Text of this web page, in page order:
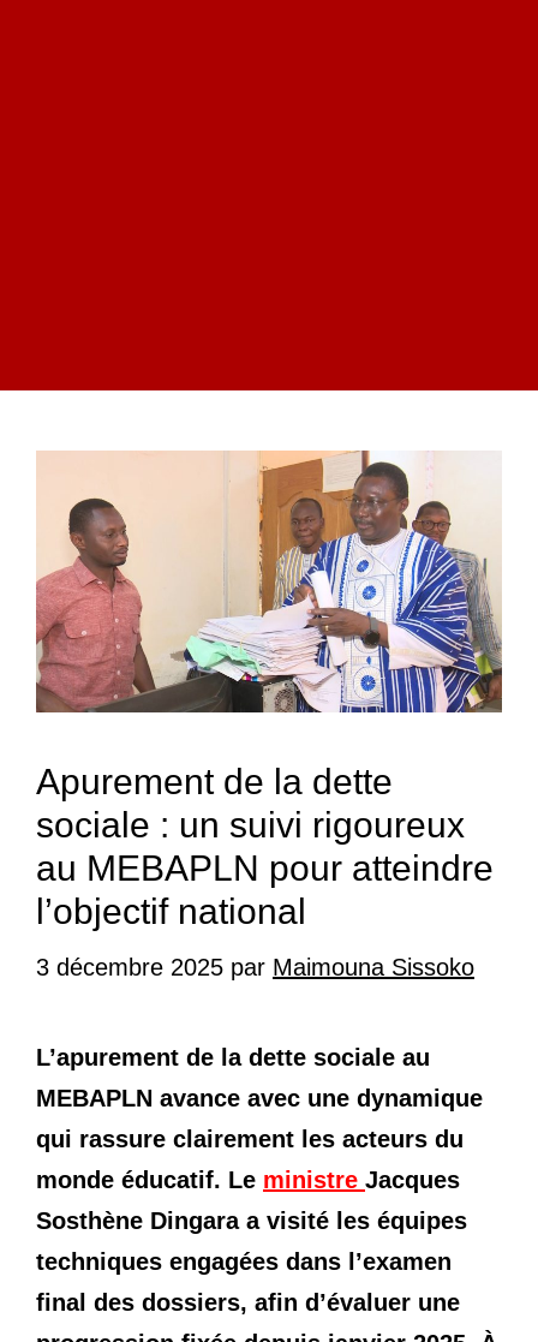
Apurement de la dette
sociale : un suivi rigoureux
au MEBAPLN pour atteindre
l’objectif national
3 décembre 2025 par Maimouna Sissoko
L’apurement de la dette sociale au
MEBAPLN avance avec une dynamique
qui rassure clairement les acteurs du
monde éducatif. Le ministre Jacques
Sosthène Dingara a visité les équipes
techniques engagées dans l’examen
final des dossiers, afin d’évaluer une